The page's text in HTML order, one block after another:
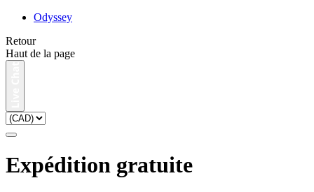
Odyssey
Retour
Haut de la page
Expédition gratuite